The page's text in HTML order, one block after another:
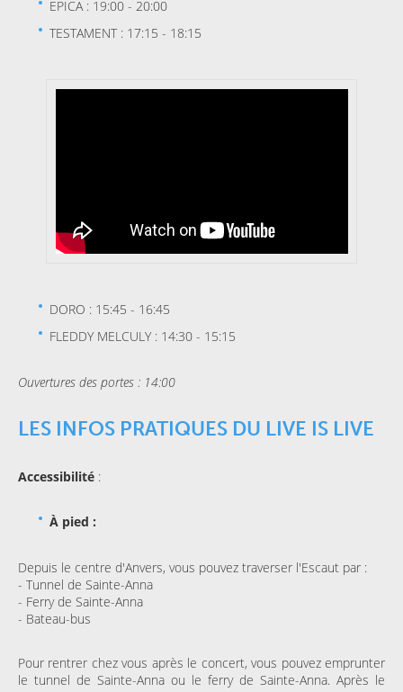
EPICA : 19:00 - 20:00
TESTAMENT : 17:15 - 18:15
DORO : 15:45 - 16:45
FLEDDY MELCULY : 14:30 - 15:15
Ouvertures des portes : 14:00
LES INFOS PRATIQUES DU LIVE IS LIVE
Accessibilité :
À pied :
Depuis le centre d'Anvers, vous pouvez traverser l'Escaut par :
- Tunnel de Sainte-Anna
- Ferry de Sainte-Anna
- Bateau-bus
Pour rentrer chez vous après le concert, vous pouvez emprunter
le tunnel de Sainte-Anna ou le ferry de Sainte-Anna. Après le